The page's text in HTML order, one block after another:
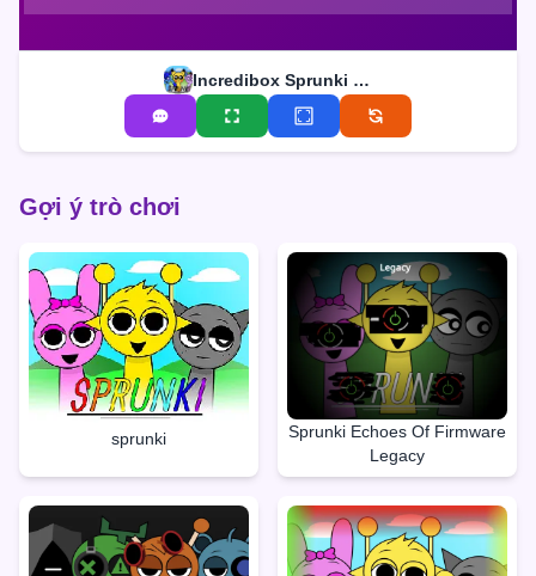
Incredibox Sprunki Pokémon Đã Hoàn Thành
Gợi ý trò chơi
sprunki
Sprunki Echoes Of Firmware
Legacy